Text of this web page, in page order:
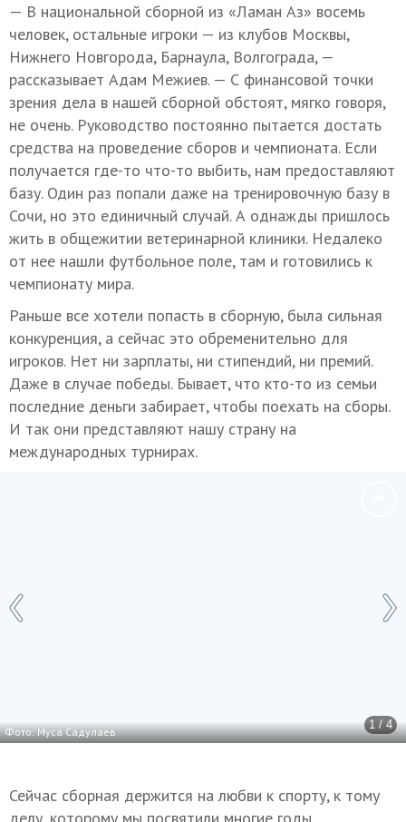
— В национальной сборной из «Ламан Аз» восемь
человек, остальные игроки — из клубов Москвы,
Нижнего Новгорода, Барнаула, Волгограда, —
рассказывает Адам Межиев. — С финансовой точки
зрения дела в нашей сборной обстоят, мягко говоря,
не очень. Руководство постоянно пытается достать
средства на проведение сборов и чемпионата. Если
получается где-то что-то выбить, нам предоставляют
базу. Один раз попали даже на тренировочную базу в
Сочи, но это единичный случай. А однажды пришлось
жить в общежитии ветеринарной клиники. Недалеко
от нее нашли футбольное поле, там и готовились к
чемпионату мира.
Раньше все хотели попасть в сборную, была сильная
конкуренция, а сейчас это обременительно для
игроков. Нет ни зарплаты, ни стипендий, ни премий.
Даже в случае победы. Бывает, что кто-то из семьи
последние деньги забирает, чтобы поехать на сборы.
И так они представляют нашу страну на
международных турнирах.
1 / 4
Фото: Муса Садулаев
Сейчас сборная держится на любви к спорту, к тому